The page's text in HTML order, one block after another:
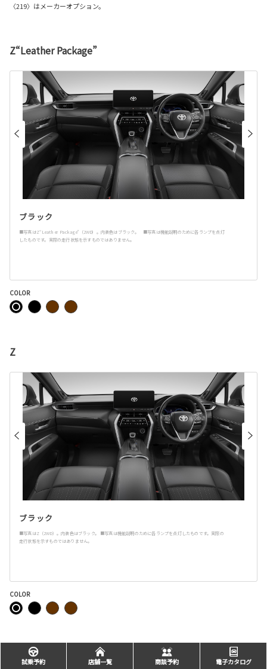
〈219〉はメーカーオプション。
Z“Leather Package”
ブラック
■写真はZ“Leather Package”（2WD）。内装色はブラック。 ■写真は機能説明のために各ランプを点灯
したものです。実際の走行状態を示すものではありません。
COLOR
Z
ブラック
■写真はZ（2WD）。内装色はブラック。 ■写真は機能説明のために各ランプを点灯したものです。実際の
走行状態を示すものではありません。
COLOR
主要装備
試乗予約 店舗一覧 商談予約 電子カタログ